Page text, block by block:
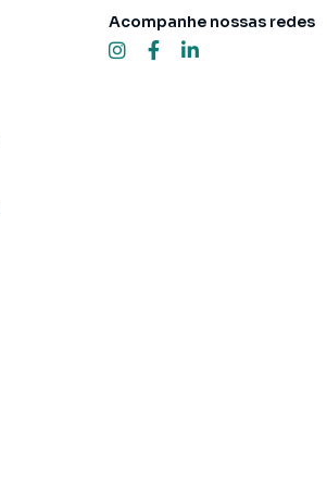
Acompanhe nossas redes